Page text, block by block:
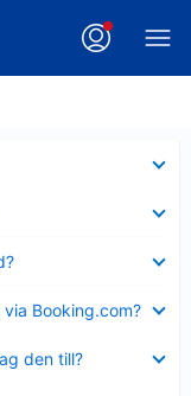
Booking.com?
den till?